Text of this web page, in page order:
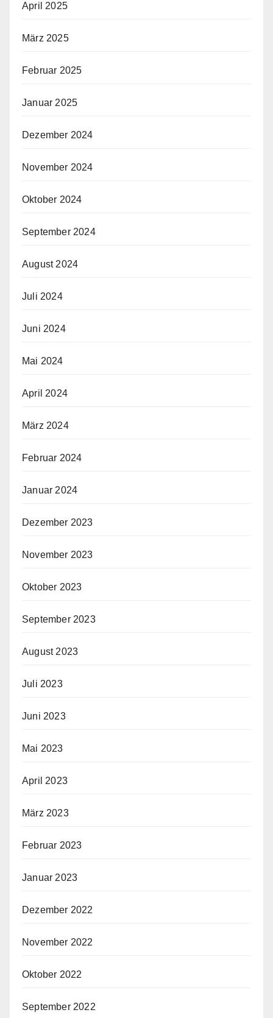
April 2025
März 2025
Februar 2025
Januar 2025
Dezember 2024
November 2024
Oktober 2024
September 2024
August 2024
Juli 2024
Juni 2024
Mai 2024
April 2024
März 2024
Februar 2024
Januar 2024
Dezember 2023
November 2023
Oktober 2023
September 2023
August 2023
Juli 2023
Juni 2023
Mai 2023
April 2023
März 2023
Februar 2023
Januar 2023
Dezember 2022
November 2022
Oktober 2022
September 2022